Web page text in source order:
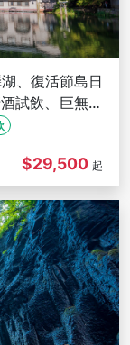
、復活節島日
試飲、巨無霸
$29,500 起